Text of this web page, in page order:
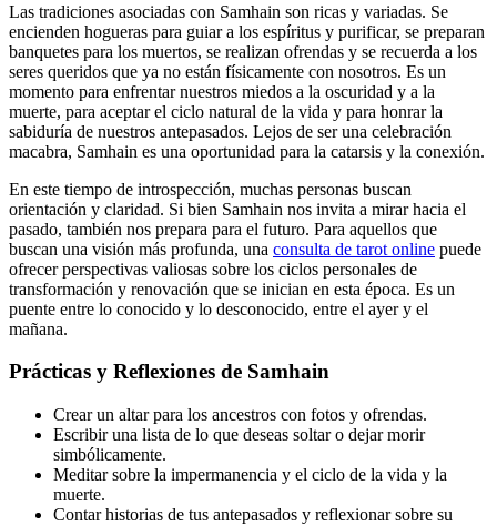
Las tradiciones asociadas con Samhain son ricas y variadas. Se
encienden hogueras para guiar a los espíritus y purificar, se preparan
banquetes para los muertos, se realizan ofrendas y se recuerda a los
seres queridos que ya no están físicamente con nosotros. Es un
momento para enfrentar nuestros miedos a la oscuridad y a la
muerte, para aceptar el ciclo natural de la vida y para honrar la
sabiduría de nuestros antepasados. Lejos de ser una celebración
macabra, Samhain es una oportunidad para la catarsis y la conexión.
En este tiempo de introspección, muchas personas buscan
orientación y claridad. Si bien Samhain nos invita a mirar hacia el
pasado, también nos prepara para el futuro. Para aquellos que
buscan una visión más profunda, una consulta de tarot online puede
ofrecer perspectivas valiosas sobre los ciclos personales de
transformación y renovación que se inician en esta época. Es un
puente entre lo conocido y lo desconocido, entre el ayer y el
mañana.
Prácticas y Reflexiones de Samhain
Crear un altar para los ancestros con fotos y ofrendas.
Escribir una lista de lo que deseas soltar o dejar morir
simbólicamente.
Meditar sobre la impermanencia y el ciclo de la vida y la
muerte.
Contar historias de tus antepasados y reflexionar sobre su